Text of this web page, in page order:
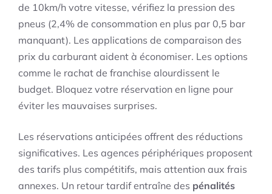
de 10km/h votre vitesse, vérifiez la pression des
pneus (2,4% de consommation en plus par 0,5 bar
manquant). Les applications de comparaison des
prix du carburant aident à économiser. Les options
comme le rachat de franchise alourdissent le
budget. Bloquez votre réservation en ligne pour
éviter les mauvaises surprises.
Les réservations anticipées offrent des réductions
significatives. Les agences périphériques proposent
des tarifs plus compétitifs, mais attention aux frais
annexes. Un retour tardif entraîne des pénalités